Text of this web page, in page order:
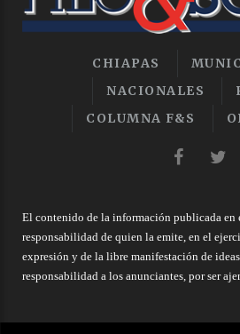
CHIAPAS
NACIONALES
COLUMNA F&S
El contenido de la información publicada en
responsabilidad de quien la emite, en el
expresión y de la libre manifestación de
responsabilidad a los anunciantes, por ser